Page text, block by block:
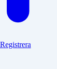
Registrera